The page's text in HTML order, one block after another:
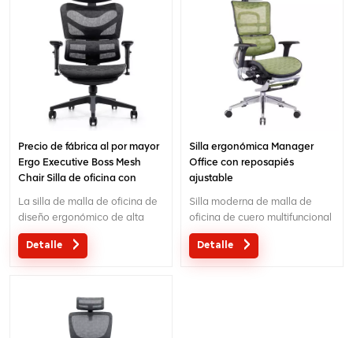
necesidades es aceptable.
Precio de fábrica al por mayor
Ergo Executive Boss Mesh
Chair Silla de oficina con
La silla de malla de oficina de
diseño ergonómico de alta
calidad directa de fábrica al
por mayor MOQ es UNA pieza,
personalizado con sus
necesidades es aceptable.
Detalle
Silla ergonómica Manager
Office con reposapiés
ajustable
Silla moderna de malla de
oficina de cuero multifuncional
con respaldo alto y soporte
lumbar ajustable
Detalle